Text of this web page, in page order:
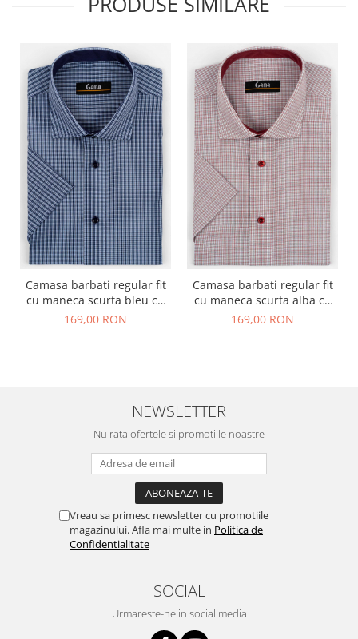
Camasa barbati regular fit
cu maneca scurta bleu cu
carouri bleumarin 2XL
169,00 RON
Camasa barbati regular fit
cu maneca scurta alba cu
caro rosu si negru - 2XL
169,00 RON
NEWSLETTER
Nu rata ofertele si promotiile noastre
Vreau sa primesc newsletter cu promotiile
magazinului. Afla mai multe in Politica de
Confidentialitate
SOCIAL
Urmareste-ne in social media